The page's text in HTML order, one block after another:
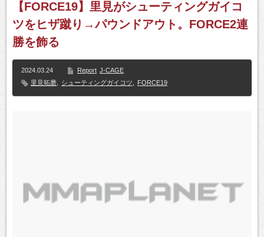
【FORCE19】里見がシューティングガイコ
ツをヒザ蹴り→パウンドアウト。FORCE2連
勝を飾る
2024.03.24 Report J-CAGE
里見拓磨
シューティングガイコツ FORCE19